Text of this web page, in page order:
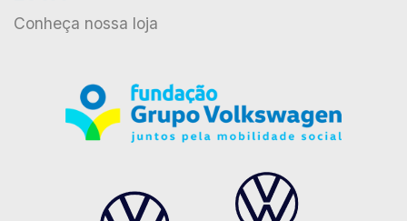
Conheça nossa loja